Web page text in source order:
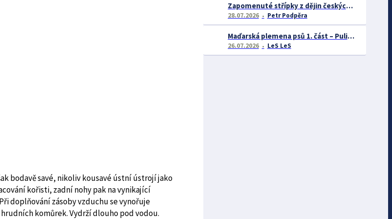
bodavě savé, nikoliv kousavé ústní ústrojí jako
kořisti, zadní nohy pak na vynikající
doplňování zásoby vzduchu se vynořuje
komůrek. Vydrží dlouho pod vodou.
Zapomenuté střípky z dějin českých exotářů - 3.část
28.07.2026 Petr Podpěra
Maďarská plemena psů 1. část – Puli, Komondor
26.07.2026 LeS LeS